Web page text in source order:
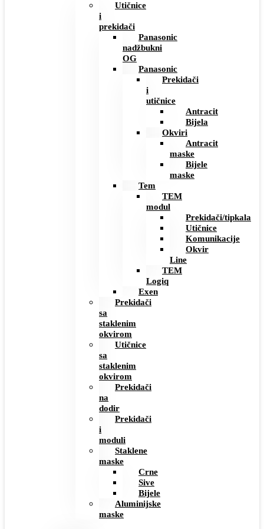
Utičnice
i
prekidači
Panasonic
nadžbukni
OG
Panasonic
Prekidači
i
utičnice
Antracit
Bijela
Okviri
Antracit
maske
Bijele
maske
Tem
TEM
modul
Prekidači/tipkala
Utičnice
Komunikacije
Okvir
Line
TEM
Logiq
Exen
Prekidači
sa
staklenim
okvirom
Utičnice
sa
staklenim
okvirom
Prekidači
na
dodir
Prekidači
i
moduli
Staklene
maske
Crne
Sive
Bijele
Aluminijske
maske